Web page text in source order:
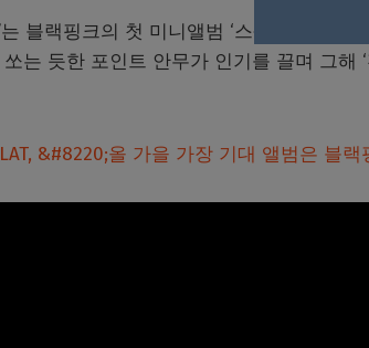
는 블랙핑크의 첫 미니앨범 ‘스퀘어 업
는 듯한 포인트 안무가 인기를 끌며 그해
LAT, &#8220;올 가을 가장 기대 앨범은 블랙